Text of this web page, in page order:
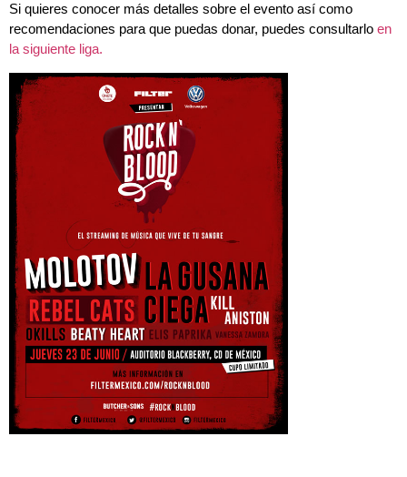
Si quieres conocer más detalles sobre el evento así como
recomendaciones para que puedas donar, puedes consultarlo en
la siguiente liga.